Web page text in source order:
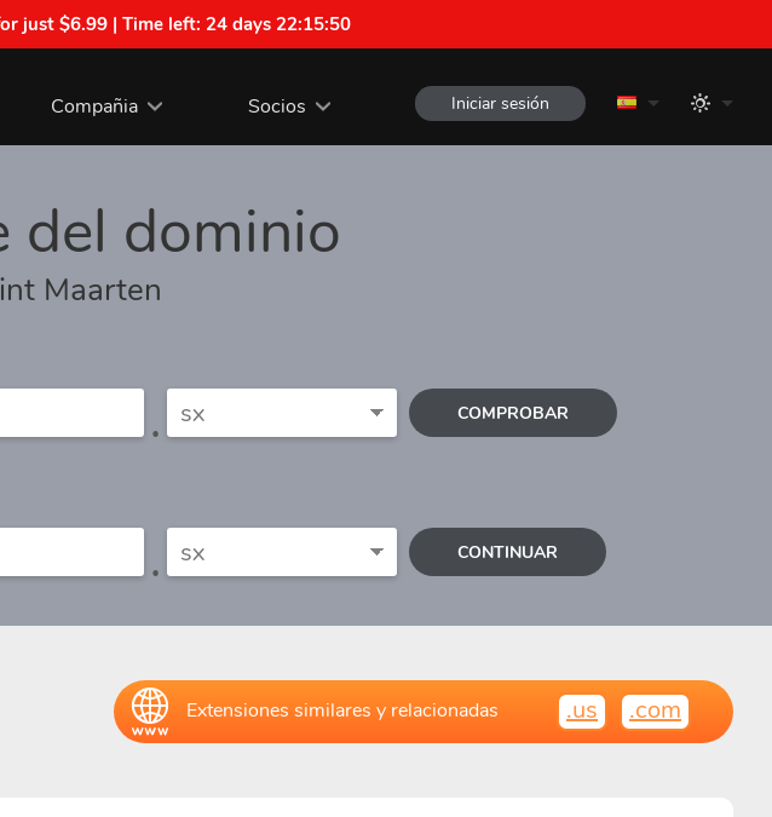
just $6.99 | Time left: 24 days 22:15:50
Compañia Socios Iniciar sesión
del dominio
Maarten
. COMPROBAR
. CONTINUAR
Extensiones similares y relacionadas .us .com